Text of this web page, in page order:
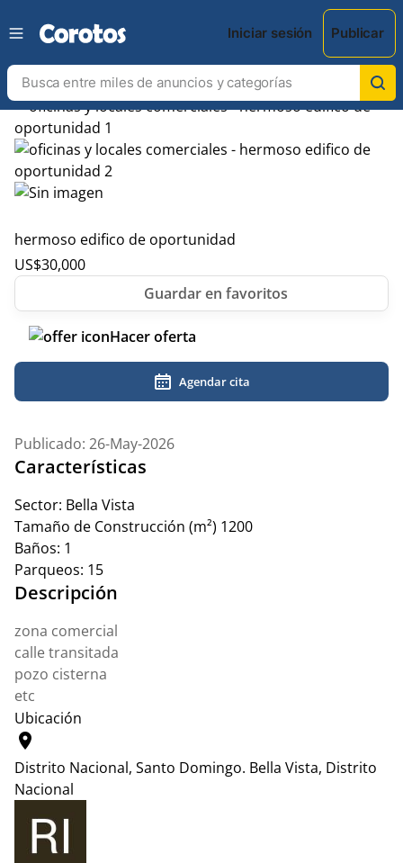
Iniciar sesión Publicar
hermoso edifico de oportunidad
US$30,000
Hacer oferta
Agendar cita
Publicado: 26-May-2026
Características
Sector: Bella Vista
Tamaño de Construcción (m²) 1200
Baños: 1
Parqueos: 15
Descripción
zona comercial
calle transitada
pozo cisterna
etc
Ubicación
location_on
Distrito Nacional, Santo Domingo. Bella Vista, Distrito
Nacional
+
−